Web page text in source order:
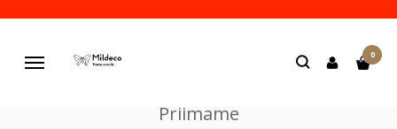
Navigacija
0
Priimame